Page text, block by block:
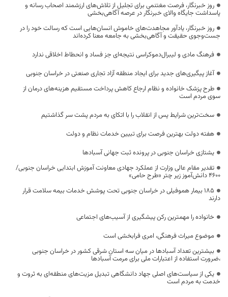
روز خبرنگار، فرصت مغتنمی برای تجلیل از تلاش‌های ارزشمند اصحاب رسانه و
پاسداشت جایگاه والای خبرنگار در عرصه آگاهی‌بخشی
روز خبرنگار، یادآور مجاهدت‌های خاموش انسان‌هایی است که رسالت خود را در
جست‌وجوی حقیقت و آگاهی‌بخشی به جامعه معنا کرده‌اند
فرهنگ مادی و لیبرال‌دموکراسی نتیجه‌ای جز فساد و انحطاط اخلاقی ندارد
آغاز پیگیری‌های جدید برای ایجاد منطقه آزاد تجاری صنعتی در خراسان جنوبی
طرح پزشک خانواده و نظام ارجاع کاهش پرداخت مستقیم هزینه‌های درمان از
سوی مردم است
سخت‌ترین شرایط پس از انقلاب را با اتکای به مردم پشت سر گذاشتیم
هفته دولت بهترین فرصت برای تبیین خدمات نظام و دولت
یشتازی خراسان جنوبی در پرونده ثبت جهانی آسبادها
تقدیر مقام عالی وزارت از عملکرد جهادی معاونت آموزش ابتدایی خراسان جنوبی/
۴۶۰۰ دانش‌آموز زیر چتر «طرح حامی»
۱۸۵ بیمار هموفیلی در خراسان جنوبی تحت پوشش خدمات بیمه سلامت قرار
دارند
خانواده را مهمترین رکن پیشگیری از آسیب‌های اجتماعی
موضوع میراث فرهنگی، امری فرابخشی است
بیشترین تعداد آسبادها در میان سه استان شرقی کشور در خراسان جنوبی
،ضرورت استفاده از اعتبارات ملی برای مرمت آسبادها
یکی از سیاست‌های اصلی جهاد دانشگاهی تبدیل مزیت‌های منطقه‌ای به ثروت و
خدمت به مردم است